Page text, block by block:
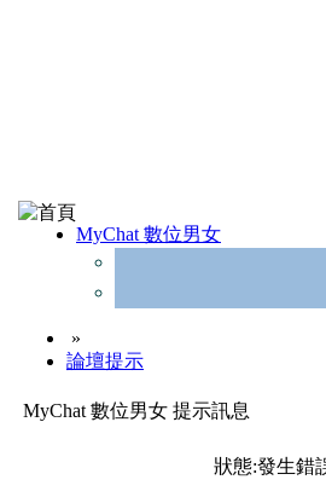
MyChat 數位男女
»
論壇提示
MyChat 數位男女 提示訊息
狀態:發生錯